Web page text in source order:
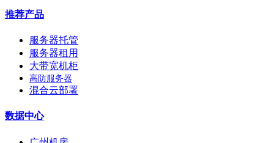
推荐产品
服务器托管
服务器租用
大带宽机柜
高防服务器
混合云部署
数据中心